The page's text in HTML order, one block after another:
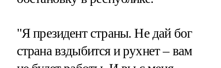
"Я президент страны​​​. Не дай бог
страна вздыбится и рухнет – вам